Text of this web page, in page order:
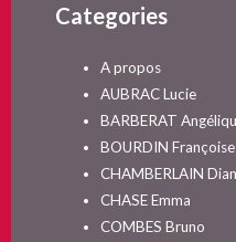
Categories
A propos
AUBRAC Lucie
BARBERAT
BOURDIN Françoise
CHAMBERLAIN
CHASE Emma
COMBES Bruno